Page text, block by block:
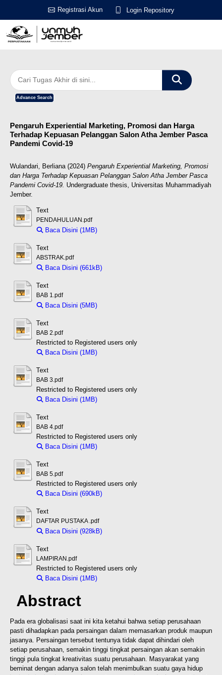
Registrasi Akun Login Repository
Advance Search
Pengaruh Experiential Marketing, Promosi dan Harga
Terhadap Kepuasan Pelanggan Salon Atha Jember Pasca
Pandemi Covid-19
Wulandari, Berliana(2024) Pengaruh Experiential Marketing, Promosi
dan Harga Terhadap Kepuasan Pelanggan Salon Atha Jember Pasca
Pandemi Covid-19. Undergraduate thesis, Universitas Muhammadiyah
Jember.
Text
PENDAHULUAN.pdf
Baca Disini (1MB)
Text
ABSTRAK.pdf
Baca Disini (661kB)
Text
BAB 1.pdf
Baca Disini (5MB)
Text
BAB 2.pdf
Restricted to Registered users only
Baca Disini (1MB)
Text
BAB 3.pdf
Restricted to Registered users only
Baca Disini (1MB)
Text
BAB 4.pdf
Restricted to Registered users only
Baca Disini (1MB)
Text
BAB 5.pdf
Restricted to Registered users only
Baca Disini (690kB)
Text
DAFTAR PUSTAKA .pdf
Baca Disini (928kB)
Text
LAMPIRAN.pdf
Restricted to Registered users only
Baca Disini (1MB)
Abstract
Pada era globalisasi saat ini kita ketahui bahwa setiap perusahaan
pasti dihadapkan pada persaingan dalam memasarkan produk maupun
jasanya. Persaingan tersebut tentunya tidak dapat dihindari oleh
setiap perusahaan, semakin tinggi tingkat persaingan akan semakin
tinggi pula tingkat kreativitas suatu perusahaan. Masyarakat yang
beminat dengan adanya salon telah menimbulkan suatu gaya hidup